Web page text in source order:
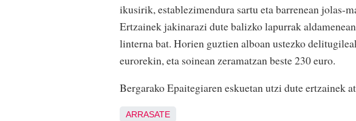
ikusirik, establezimendura sartu eta barrenean jolas-
Ertzainek jakinarazi dute balizko lapurrak
linterna bat. Horien guztien alboan ustezko
eurorekin, eta soinean zeramatzan beste 230 euro.
Bergarako Epaitegiaren eskuetan utzi dute ertzainek
ARRASATE